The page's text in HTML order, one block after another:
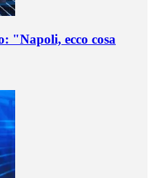
"Napoli, ecco cosa